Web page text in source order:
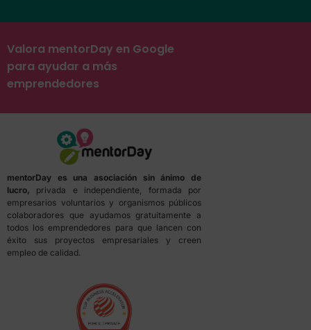
Valora mentorDay en Google
para ayudar a más
emprendedores
mentorDay es una asociación sin ánimo de
lucro, privada e independiente, formada por
empresarios voluntarios y organismos públicos
colaboradores que ayudamos gratuitamente a
todos los emprendedores para que lancen con
éxito sus proyectos empresariales y creen
empleo de calidad.